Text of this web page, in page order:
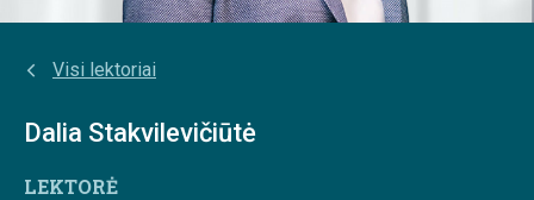
Visi lektoriai
Dalia Stakvilevičiūtė
LEKTORĖ